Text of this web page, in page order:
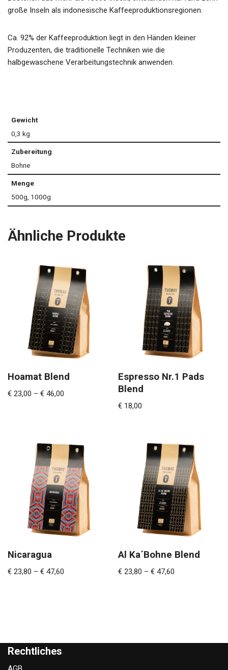
große Inseln als indonesische Kaffeeproduktionsregionen.
Ca. 92% der Kaffeeproduktion liegt in den Händen kleiner
Produzenten, die traditionelle Techniken wie die
halbgewaschene Verarbeitungstechnik anwenden.
Gewicht
0,3 kg
Zubereitung
Bohne
Menge
500g, 1000g
Ähnliche Produkte
Hoamat Blend
€ 23,00 – € 46,00
Espresso Nr.1 Pads
Blend
€ 18,00
Nicaragua
€ 23,80 – € 47,60
Al Ka´Bohne Blend
€ 23,80 –€ 47,60
Rechtliches